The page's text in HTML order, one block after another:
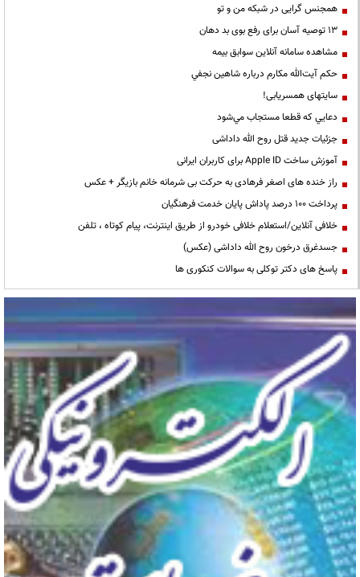
همجنس گرایی در شبکه من و تو
13 توصیه آسان برای رفع بوی بد دهان
مشاهده سامانه آنلاين سوابق بیمه
حكم آيت‌الله مكارم درباره شاهين نجفي
سایتهای همسریابی!
دعايي كه قطعا مستجاب مي‌شود
جزئیات جدید قتل روح الله داداشی
آموزش ساخت Apple ID برای کاربران ایرانی
راز خنده های اصغر فرهادی به حرکت بی شرمانه خانم بازیگر + عکس
پرداخت ۱۰۰ درصد پاداش پایان خدمت فرهنگیان
خلافی آنلاین/استعلام خلافی خودرو از طریق اینترنت، پیام کوتاه ، تلفن
جسدغرق درخون روح الله داداشی (عکس)
پاسخ های دکتر توکلی به سوالات کنکوری ها